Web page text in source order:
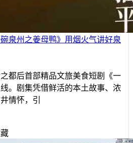
泉州之姜母鸭》用烟火气讲好泉
都后首部精品文旅美食短剧《一
。剧集凭借鲜活的本土故事、浓
情怀，引